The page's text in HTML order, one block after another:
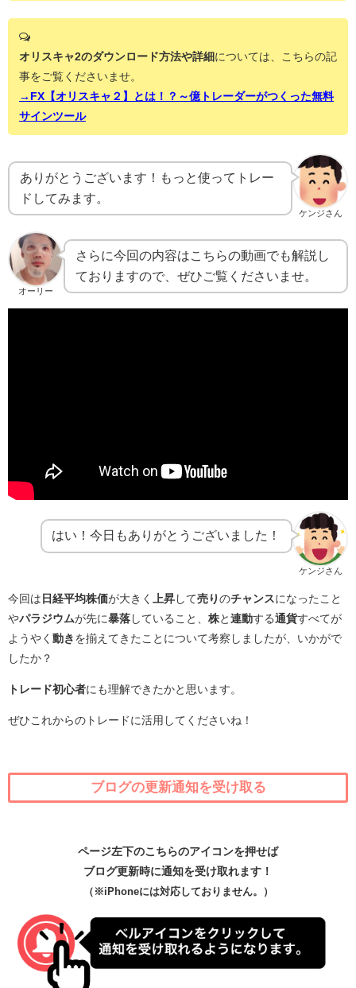
オリスキャ2のダウンロード方法や詳細 については、こちらの記
事をご覧くださいませ。
→FX【オリスキャ２】とは！？～億トレーダーがつくった無料
サインツール
ケンジさん
ありがとうございます！もっと使ってトレー
ドしてみます。
オーリー
さらに今回の内容はこちらの動画でも解説し
ておりますので、ぜひご覧くださいませ。
ケンジさん
はい！今日もありがとうございました！
今回は 日経平均株価が大きく 上昇 して売り のチャンスになったこと
やパラジウムが先に暴落 していること、 株と 連動する通貨すべてが
ようやく 動き を揃えてきたことについて考察しましたが、いかがで
したか？
トレード初心者にも理解できたかと思います。
ぜひこれからのトレードに活用してくださいね！
ブログの更新通知を受け取る
ページ左下のこちらのアイコンを押せば
ブログ更新時に通知を受け取れます！
（※iPhoneには対応しておりません。）